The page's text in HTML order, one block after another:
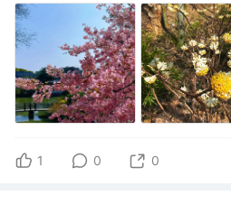
1 0 0